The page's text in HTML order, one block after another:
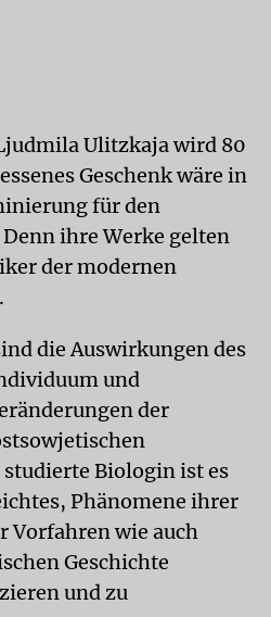
Ulitzkaja wird 80
Geschenk wäre in
für den
ihre Werke gelten
der modernen
die Auswirkungen des
und
der
studierte Biologin ist es
Phänomene ihrer
Vorfahren wie auch
Geschichte
und zu